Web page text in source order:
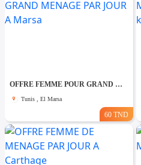
OFFRE FEMME POUR GRAND MENAGE PAR JOUR A Marsa
Tunis , El Marsa
60 TND